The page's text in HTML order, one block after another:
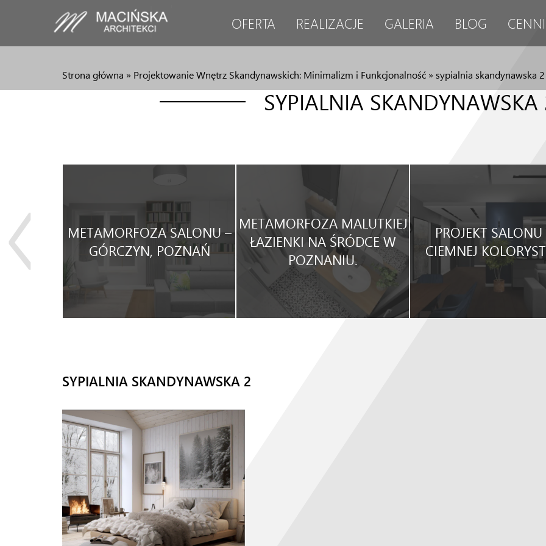
OFERTA REALIZACJE GALERIA BLOG
Strona główna » Projektowanie Wnętrz Skandynawskich: Minimalizm i Funkcjonalność »sypialnia skandynawska 2
SYPIALNIA SKANDYNAWSKA
METAMORFOZA SALONU –
GÓRCZYN, POZNAŃ
METAMORFOZA MALUTKIEJ
ŁAZIENKI NA ŚRÓDCE W
POZNANIU.
PROJEKT
CIEMNEJ
SYPIALNIA SKANDYNAWSKA 2